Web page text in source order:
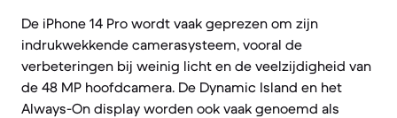
De iPhone 14 Pro wordt vaak geprezen om zijn
indrukwekkende camerasysteem, vooral de
verbeteringen bij weinig licht en de veelzijdigheid van
de 48 MP hoofdcamera. De Dynamic Island en het
Always-On display worden ook vaak genoemd als